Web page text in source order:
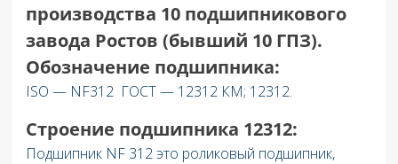
производства 10 подшипникового
завода Ростов (бывший 10 ГПЗ).
Обозначение подшипника:
ISO — NF312 ГОСТ — 12312 КМ; 12312.
Строение подшипника 12312:
Подшипник NF 312 это роликовый подшипник,